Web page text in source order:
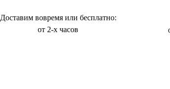
Доставим вовремя или бесплатно:
от 2-х часов